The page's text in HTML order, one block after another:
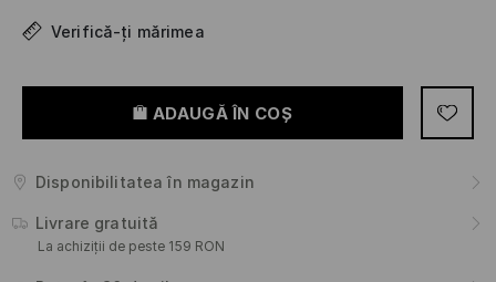
Verifică-ți mărimea
ADAUGĂ ÎN COŞ
Disponibilitatea în magazin
Livrare gratuită
La achiziții de peste 159 RON